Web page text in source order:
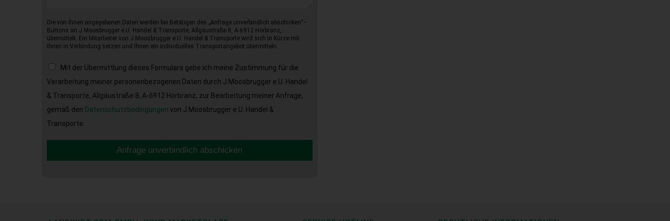
Die von Ihnen angegebenen Daten werden bei Betätigen des „Anfrage unverbindlich abschicken“–
Buttons an J.Moosbrugger e.U. Handel & Transporte, Allgäustraße 8, A-6912 Hörbranz,
übermittelt. Ein Mitarbeiter von J.Moosbrugger e.U. Handel & Transporte wird sich in Kürze mit
Ihnen in Verbindung setzen und Ihnen ein individuelles Transportangebot übermitteln.
Mit der Übermittlung dieses Formulars gebe ich meine Zustimmung für die
Verarbeitung meiner personenbezogenen Daten durch J.Moosbrugger e.U. Handel
& Transporte, Allgäustraße 8, A-6912 Hörbranz, zur Bearbeitung meiner Anfrage,
gemäß den Datenschutzbedingungen von J.Moosbrugger e.U. Handel &
Transporte.
Anfrage unverbindlich abschicken